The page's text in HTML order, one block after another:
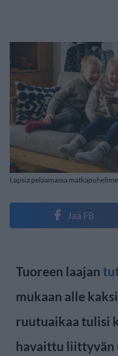
Lapsia pelaamassa
Jaa FB
Tuoreen laajan
mukaan alle
ruutuaikaa tulisi
havaittu liittyvän